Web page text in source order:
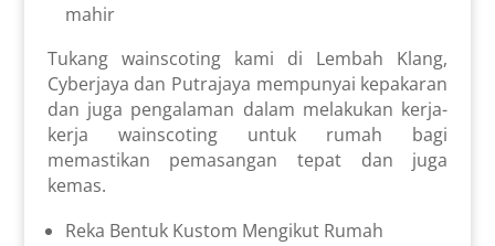
mahir
Tukang wainscoting kami di Lembah Klang,
Cyberjaya dan Putrajaya mempunyai kepakaran
dan juga pengalaman dalam melakukan kerja-
kerja wainscoting untuk rumah bagi
memastikan pemasangan tepat dan juga
kemas.
Reka Bentuk Kustom Mengikut Rumah